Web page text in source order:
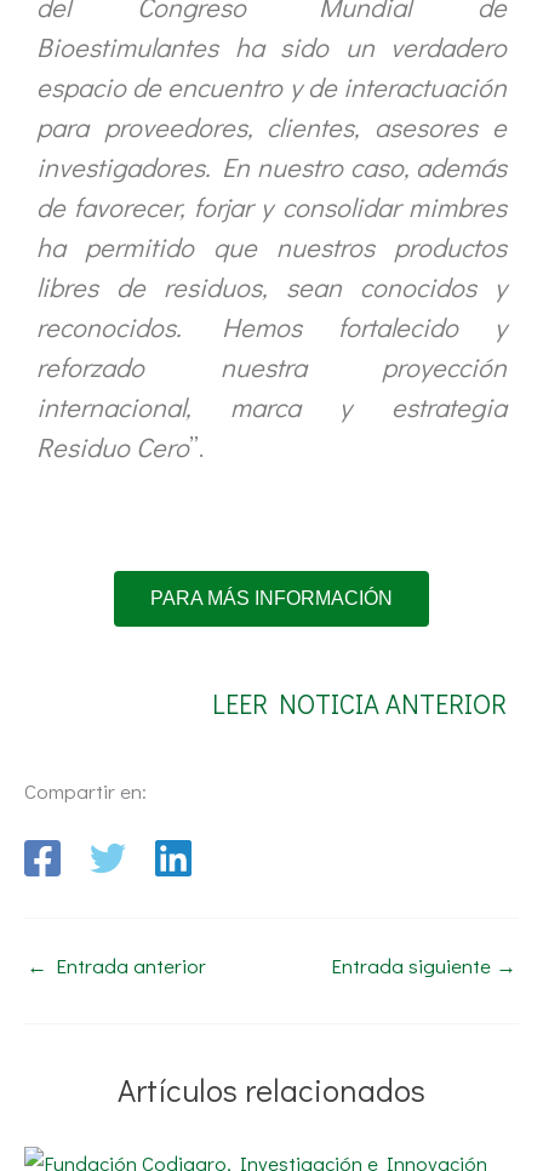
Bioestimulantes ha sido un verdadero
espacio de encuentro y de interactuación
para proveedores, clientes, asesores e
investigadores. En nuestro caso, además
de favorecer, forjar y consolidar mimbres
ha permitido que nuestros productos
libres de residuos, sean conocidos y
reconocidos. Hemos fortalecido y
reforzado nuestra proyección
internacional, marca y estrategia
Residuo Cero”.
PARA MÁS INFORMACIÓN
LEER NOTICIA ANTERIOR
Compartir en:
← Entrada anterior Entrada siguiente →
Artículos relacionados